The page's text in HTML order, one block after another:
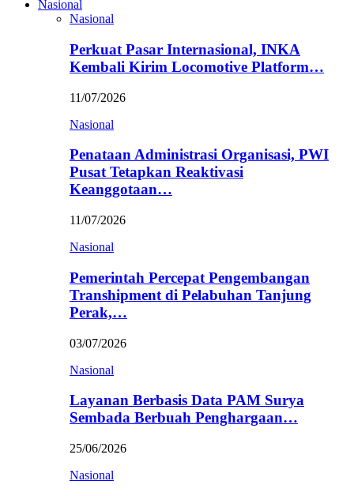
Nasional
Nasional
Perkuat Pasar Internasional, INKA
Kembali Kirim Locomotive Platform…
11/07/2026
Nasional
Penataan Administrasi Organisasi, PWI
Pusat Tetapkan Reaktivasi
Keanggotaan…
11/07/2026
Nasional
Pemerintah Percepat Pengembangan
Transhipment di Pelabuhan Tanjung
Perak,…
03/07/2026
Nasional
Layanan Berbasis Data PAM Surya
Sembada Berbuah Penghargaan…
25/06/2026
Nasional